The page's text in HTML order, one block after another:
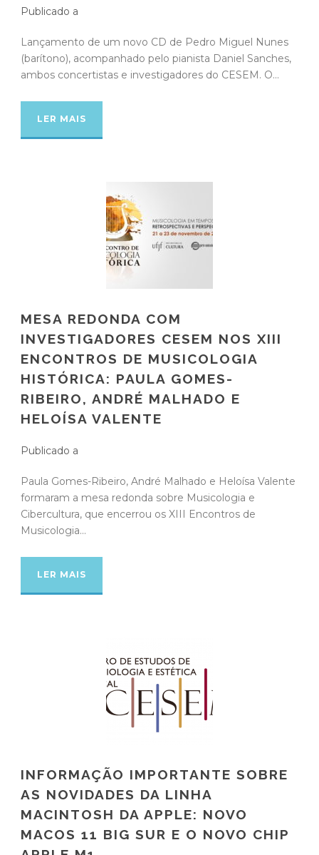
Publicado a
Lançamento de um novo CD de Pedro Miguel Nunes
(barítono), acompanhado pelo pianista Daniel Sanches,
ambos concertistas e investigadores do CESEM. O...
LER MAIS
MESA REDONDA COM
INVESTIGADORES CESEM NOS XIII
ENCONTROS DE MUSICOLOGIA
HISTÓRICA: PAULA GOMES-
RIBEIRO, ANDRÉ MALHADO E
HELOÍSA VALENTE
Publicado a
Paula Gomes-Ribeiro, André Malhado e Heloísa Valente
formaram a mesa redonda sobre Musicologia e
Cibercultura, que encerrou os XIII Encontros de
Musicologia...
LER MAIS
INFORMAÇÃO IMPORTANTE SOBRE
AS NOVIDADES DA LINHA
MACINTOSH DA APPLE: NOVO
MACOS 11 BIG SUR E O NOVO CHIP